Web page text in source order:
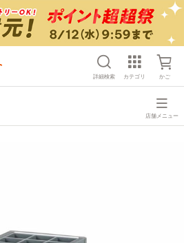
詳細検索 カテゴリ かご
店舗メニュー